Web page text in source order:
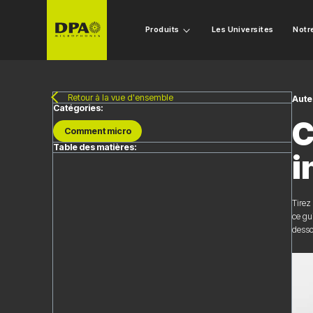
Produits Les Universites
Retour à la vue d'ensemble
Catégories:
Comment micro
Table des matières:
Tirez
ce